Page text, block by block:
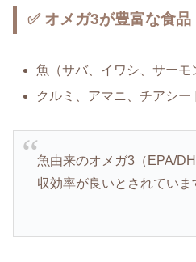
✅ オメガ3が豊富な食品
魚（サバ、イワシ、サー
クルミ、アマニ、チアシー
魚由来のオメガ3（EPA/
収効率が良いとされていま